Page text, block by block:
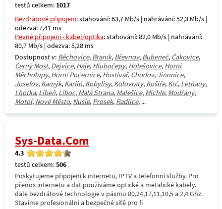
testů celkem: 1017
Bezdrátové připojení: stahování: 63,7 Mb/s | nahrávání: 52,3 Mb/s |
odezva: 7,41 ms
Pevné připojení - kabel/optika: stahování: 82,0 Mb/s | nahrávání:
80,7 Mb/s | odezva: 5,28 ms
Dostupnost v: Běchovice, Braník, Břevnov, Bubeneč, Čakovice,
Černý Most, Dejvice, Háje, Hlubočepy, Holešovice, Horní
Měcholupy, Horní Počernice, Hostivař, Chodov, Jinonice,
Josefov, Kamýk, Karlín, Kobylisy, Kolovraty, Košíře, Krč, Letňany,
Lhotka, Libeň, Liboc, Malá Strana, Malešice, Michle, Modřany,
Motol, Nové Město, Nusle, Prosek, Radlice, ...
Sys-Data.Com
4.3
testů celkem:506
Poskytujeme připojení k internetu, IPTV a telefonní služby. Pro
přenos internetu a dat používáme optické a metalické kabely,
dále bezdrátové technologie v pásmu 80,24,17,11,10,5 a 2,4 Ghz.
Stavíme profesionální a bezpečné síťě pro fi